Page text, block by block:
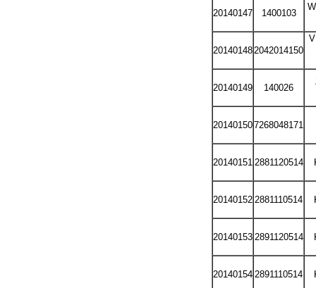
20140147 1400103
20140148 2042014150
20140149 140026
201401507268048171
20140151 2881120514
20140152 2881110514
20140153 2891120514
20140154 2891110514